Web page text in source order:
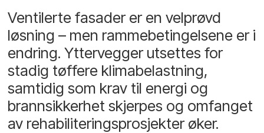
Ventilerte fasader er en velprøvd
løsning – men rammebetingelsene er i
endring. Yttervegger utsettes for
stadig tøffere klimabelastning,
samtidig som krav til energi og
brannsikkerhet skjerpes og omfanget
av rehabiliteringsprosjekter øker.